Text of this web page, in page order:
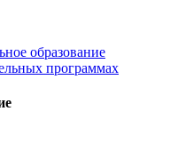
образование
программах